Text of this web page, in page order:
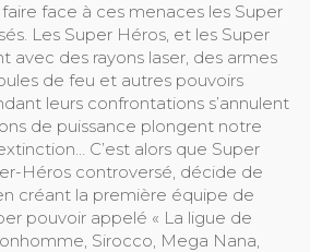
face à ces menaces les Super
Les Super Héros, et les Super
avec des rayons laser, des armes
de feu et autres pouvoirs
leurs confrontations s’annulent
de puissance plongent notre
C’est alors que Super
Héros controversé, décide de
créant la première équipe de
pouvoir appelé « La ligue de
Sirocco, Mega Nana,